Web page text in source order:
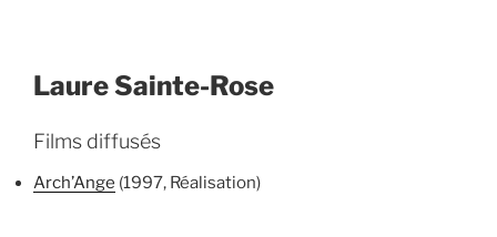
Laure Sainte-Rose
Films diffusés
Arch’Ange (1997, Réalisation)